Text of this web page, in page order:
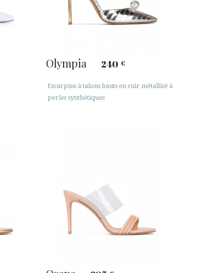
Olympia 240 €
Escarpins à talons hauts en cuir métallisé à
perles synthétiques